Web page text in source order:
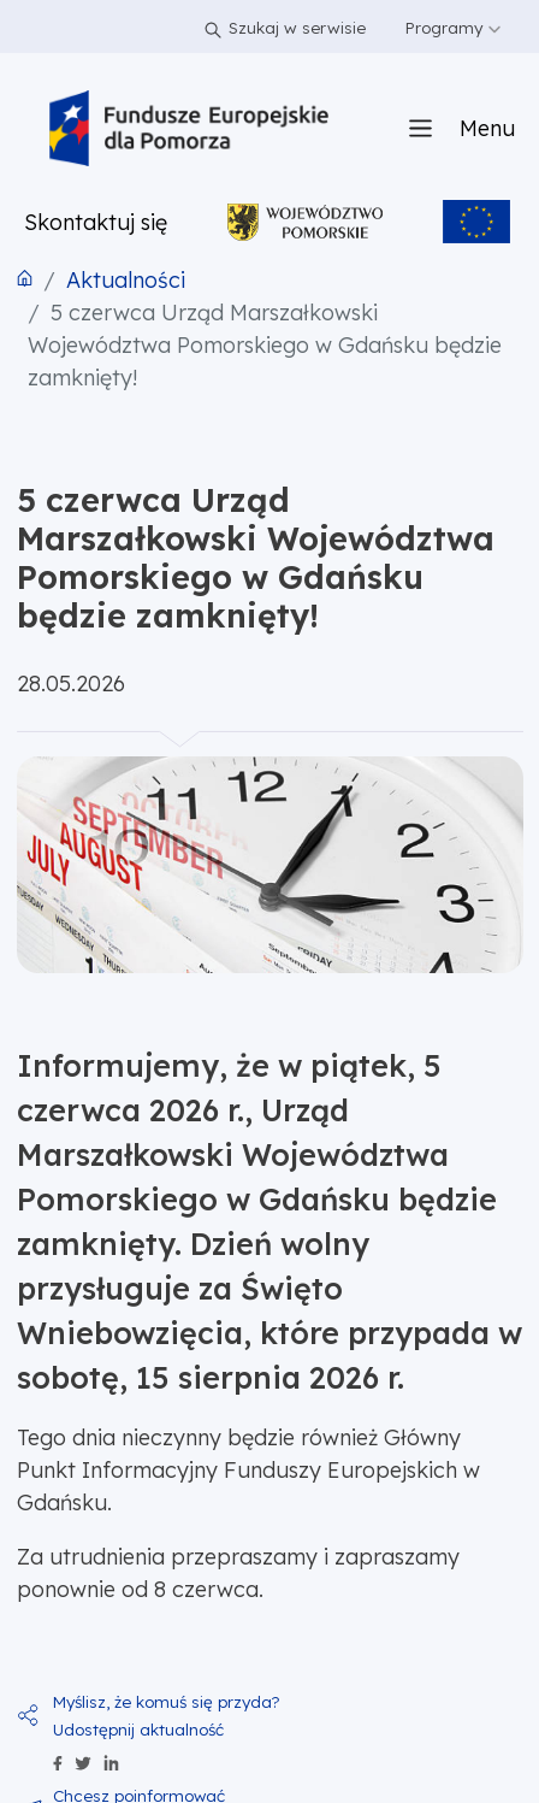
PRZEJDŹ DO TREŚCI Szukaj w serwisie Programy
Menu
Skontaktuj się
Aktualności
5 czerwca Urząd Marszałkowski
Województwa Pomorskiego w Gdańsku będzie
zamknięty!
5 czerwca Urząd
Marszałkowski Województwa
Pomorskiego w Gdańsku
będzie zamknięty!
Opublikowano:
28.05.2026
Informujemy, że w piątek, 5
czerwca 2026 r., Urząd
Marszałkowski Województwa
Pomorskiego w Gdańsku będzie
zamknięty. Dzień wolny
przysługuje za Święto
Wniebowzięcia, które przypada w
sobotę, 15 sierpnia 2026 r.
Tego dnia nieczynny będzie również Główny
Punkt Informacyjny Funduszy Europejskich w
Gdańsku.
Za utrudnienia przepraszamy i zapraszamy
ponownie od 8 czerwca.
Udostępnij zawartość na Facebook
Udostępnij zawartość na Twitter